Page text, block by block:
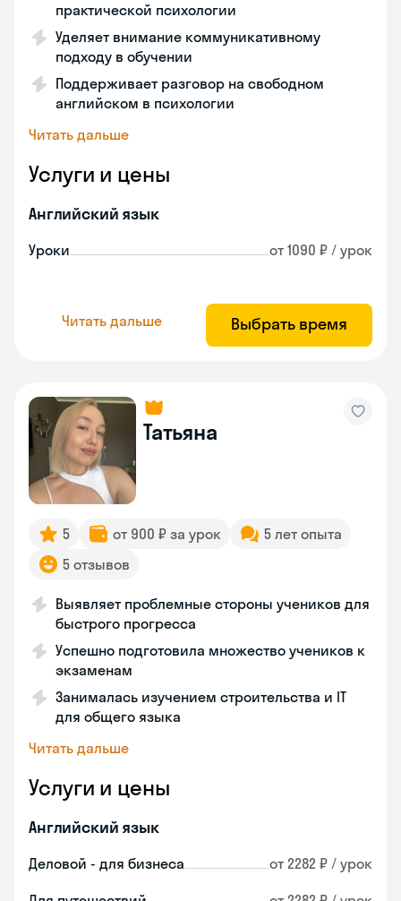
практической психологии
Уделяет внимание коммуникативному
подходу в обучении
Поддерживает разговор на свободном
английском в психологии
Читать дальше
Услуги и цены
Английский язык
Уроки от 1090 ₽ / урок
Читать дальше Выбрать время
Татьяна
5 от 900 ₽ за урок
5 лет опыта
5 отзывов
Выявляет проблемные стороны учеников для
быстрого прогресса
Успешно подготовила множество учеников к
экзаменам
Занималась изучением строительства и IT
для общего языка
Читать дальше
Услуги и цены
Английский язык
Деловой - для бизнеса от 2282 ₽ / урок